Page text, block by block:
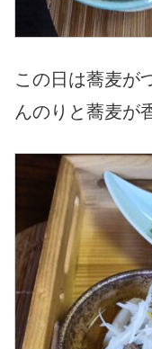
この日は蕎麦が
んのりと蕎麦が